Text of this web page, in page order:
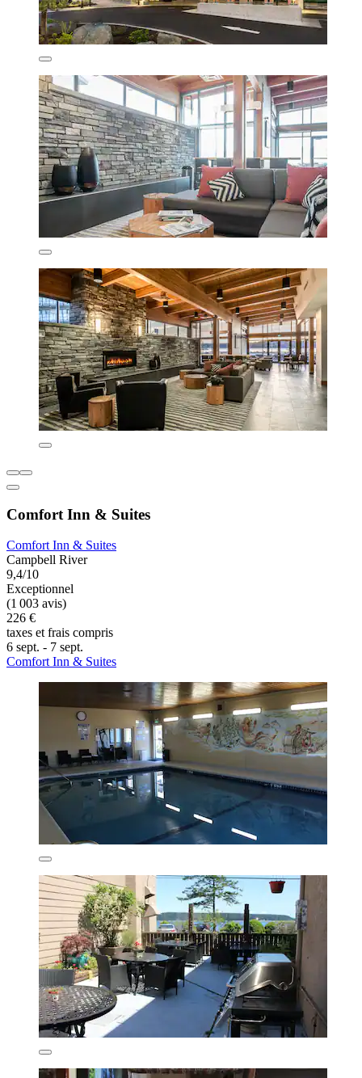
Comfort Inn & Suites
Comfort Inn & Suites
Campbell River
9,4/10
Exceptionnel
(1 003 avis)
226 €
taxes et frais compris
6 sept. - 7 sept.
Comfort Inn & Suites